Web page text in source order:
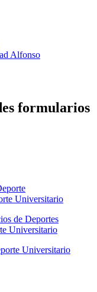
Alfonso
formularios
Universitario
de Deportes
Universitario
Universitario